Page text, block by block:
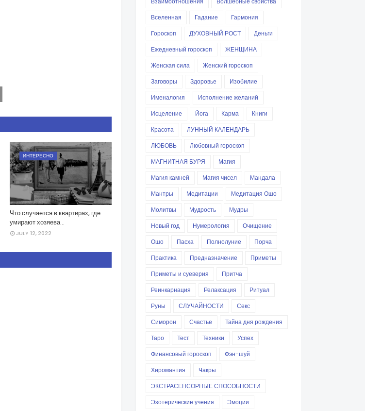
ИНТЕРЕСНО
Что случается в квартирах, где
умирают хозяева...
JULY 12, 2022
Вселенная
Гадание
Гармония
Гороскоп
ДУХОВНЫЙ РОСТ
Деньги
Ежедневный гороскоп
ЖЕНЩИНА
Женская сила
Женский гороскоп
Заговоры
Здоровье
Изобилие
Именалогия
Исполнение желаний
Исцеление
Йога Карма
Книги
Красота
ЛУННЫЙ КАЛЕНДАРЬ
ЛЮБОВЬ
Любовный гороскоп
МАГНИТНАЯ БУРЯ
Магия
Магия камней
Магия чисел
Мандала
Мантры
Медитации
Медитация Ошо
Молитвы
Мудрость
Мудры
Новый год
Нумерология
Очищение
Ошо
Пасха Полнолуние
Порча
Практика
Предназначение
Приметы
Приметы и суеверия
Притча
Реинкарнация
Релаксация
Ритуал
Руны
СЛУЧАЙНОСТИ
Секс
Симорон
Счастье
Тайна дня рождения
Таро
Тест Техники
Успех
Финансовый гороскоп
Фэн-шуй
Хиромантия
Чакры
ЭКСТРАСЕНСОРНЫЕ СПОСОБНОСТИ
Эзотерические учения
Эмоции